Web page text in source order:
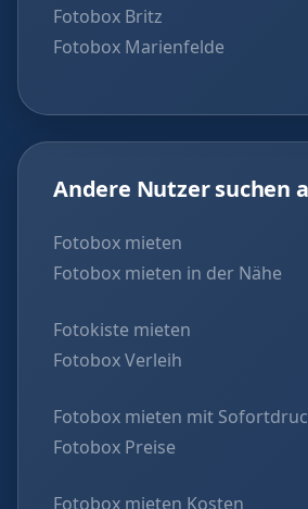
Fotobox Britz
Fotobox Marienfelde
Andere Nutzer suchen
Fotobox mieten
Fotobox mieten in der Nähe
Fotokiste mieten
Fotobox Verleih
Fotobox mieten mit
Fotobox Preise
Fotobox mieten Kosten